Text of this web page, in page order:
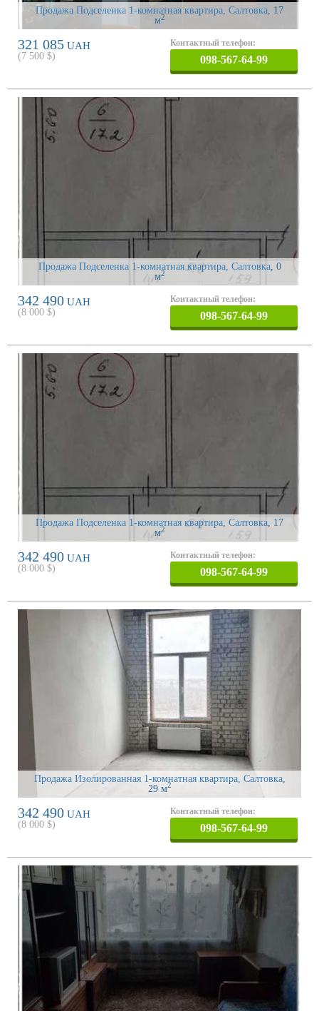
Продажа Подселенка 1-комнатная квартира, Салтовка, 17
м2
321 085 UAH
(7 500 $)
Контактный телефон:
098-567-64-99
Продажа Подселенка 1-комнатная квартира, Салтовка, 0
м2
342 490 UAH
(8 000 $)
Контактный телефон:
098-567-64-99
Продажа Подселенка 1-комнатная квартира, Салтовка , 17
м2
342 490 UAH
(8 000 $)
Контактный телефон:
098-567-64-99
Продажа Изолированная 1-комнатная квартира, Салтовка,
29 м2
342 490 UAH
(8 000 $)
Контактный телефон:
098-567-64-99